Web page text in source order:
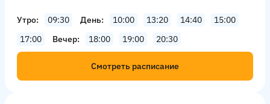
Утро 09:30 День 10:00 13:20 14:40
15:00
17:00
Вечер 18:00 19:00 20:30
Смотреть расписание